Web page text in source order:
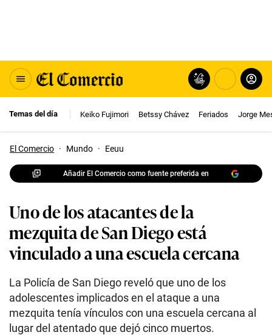
Temas del día Keiko Fujimori Betssy Chávez Feriados Jorge
El Comercio · Mundo · Eeuu
Añadir El Comercio como fuente preferida en
Uno de los atacantes de la
mezquita de San Diego está
vinculado a una escuela cercana
La Policía de San Diego reveló que uno de los
adolescentes implicados en el ataque a una
mezquita tenía vínculos con una escuela cercana al
lugar del atentado que dejó cinco muertos.